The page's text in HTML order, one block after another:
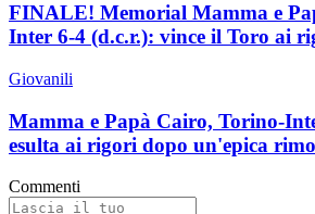
FINALE! Memorial Mamma e
Inter 6-4 (d.c.r.): vince il Toro ai
Giovanili
Mamma e Papà Cairo, Torino-
esulta ai rigori dopo un'epica
Commenti